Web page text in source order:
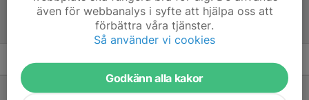
F2013 SÖ2 M +/-
1. Emmaboda IS 8 62
även för webbanalys i syfte att hjälpa oss att
förbättra våra tjänster.
Så använder vi cookies
Godkänn alla kakor